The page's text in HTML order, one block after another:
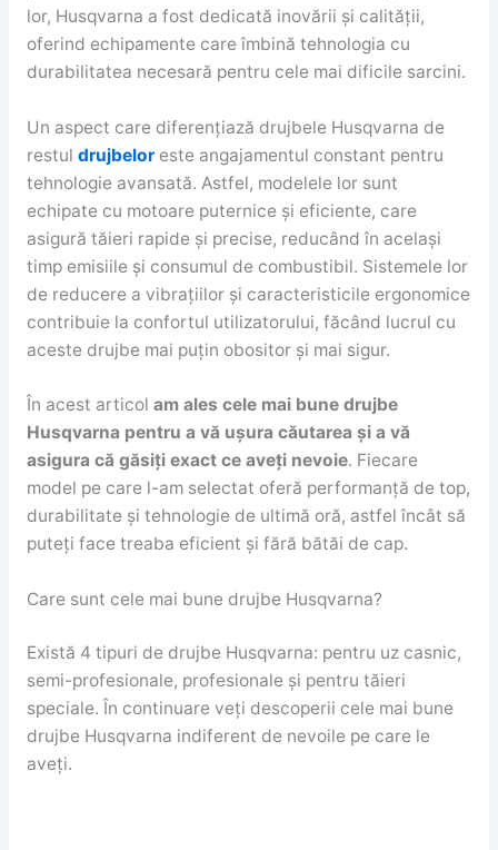
lor, Husqvarna a fost dedicată inovării și calității,
oferind echipamente care îmbină tehnologia cu
durabilitatea necesară pentru cele mai dificile sarcini.
Un aspect care diferențiază drujbele Husqvarna de
restul drujbeloreste angajamentul constant pentru
tehnologie avansată. Astfel, modelele lor sunt
echipate cu motoare puternice și eficiente, care
asigură tăieri rapide și precise, reducând în același
timp emisiile și consumul de combustibil. Sistemele lor
de reducere a vibrațiilor și caracteristicile ergonomice
contribuie la confortul utilizatorului, făcând lucrul cu
aceste drujbe mai puțin obositor și mai sigur.
În acest articol am ales cele mai bune drujbe
Husqvarna pentru a vă ușura căutarea și a vă
asigura că găsiți exact ce aveți nevoie. Fiecare
model pe care l-am selectat oferă performanță de top,
durabilitate și tehnologie de ultimă oră, astfel încât să
puteți face treaba eficient și fără bătăi de cap.
Care sunt cele mai bune drujbe Husqvarna?
Există 4 tipuri de drujbe Husqvarna: pentru uz casnic,
semi-profesionale, profesionale și pentru tăieri
speciale. În continuare veți descoperii cele mai bune
drujbe Husqvarna indiferent de nevoile pe care le
aveți.